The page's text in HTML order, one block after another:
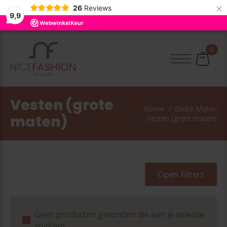
9,9
26 Reviews ×
0
Vesten (grote
maten)
Home
Grote Maten
Vesten (grote maten)
Open Filters
Geen producten gevonden die aan je selectie